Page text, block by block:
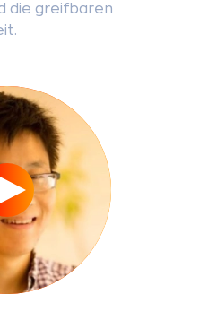
die greifbaren